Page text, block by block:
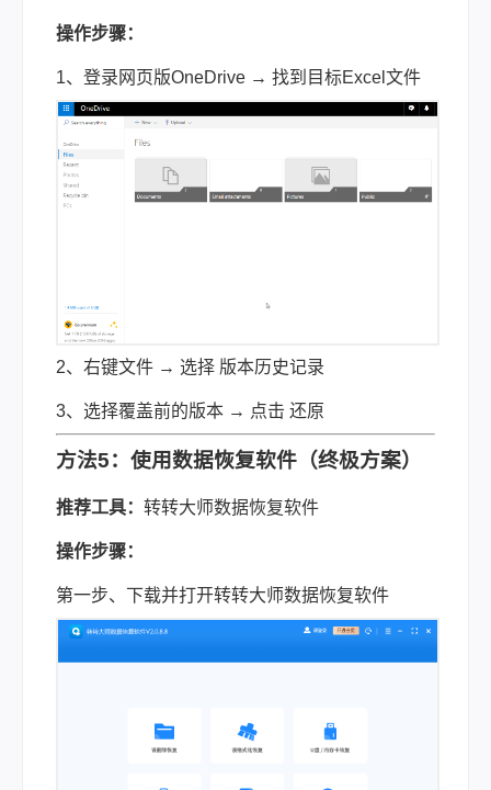
操作步骤：
1、登录网页版OneDrive → 找到目标Excel文件
2、右键文件 → 选择 版本历史记录
3、选择覆盖前的版本 → 点击 还原
方法5：使用数据恢复软件（终极方案）
推荐工具： 转转大师数据恢复软件
操作步骤：
第一步、下载并打开转转大师数据恢复软件